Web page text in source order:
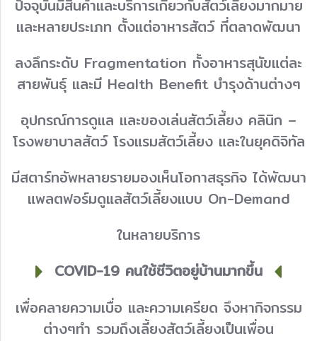
ปัจจุบันมีสินค้าและบริการเกี่ยวกับสัตว์เลี้ยงมากมาย
และหลายประเภท ตั้งแต่อาหารสัตว์ ที่ตลาดพัฒนา
ลงลึกระดับ Fragmentation ทั้งอาหารสุนัขแต่ละ
สายพันธุ์ และมี Health Benefit บำรุงด้านต่างๆ
อุปกรณ์การดูแล และของเล่นสัตว์เลี้ยง คลินิก –
โรงพยาบาลสัตว์ โรงแรมสัตว์เลี้ยง และในยุคดิจิทัล
มีสตาร์ทอัพหลายรายมองเห็นโอกาสธุรกิจ ได้พัฒนา
แพลตฟอร์มดูแลสัตว์เลี้ยงแบบ On-Demand
ในหลายบริการ
COVID-19 คนใช้ชีวิตอยู่บ้านมากขึ้น
เพื่อคลายความเบื่อ และความเครียด จึงหากิจกรรม
ต่างๆทำ รวมถึงเลี้ยงสัตว์เลี้ยงเป็นเพื่อน